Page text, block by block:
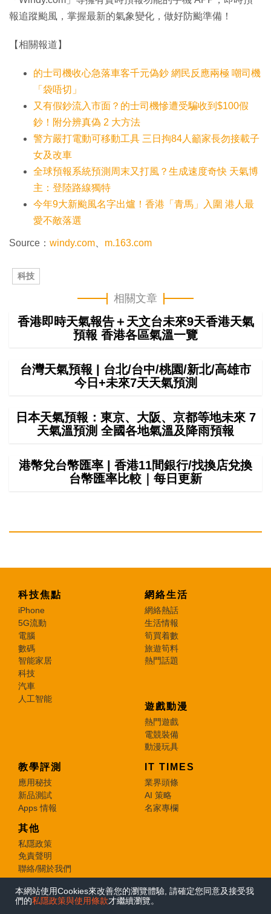
報追蹤颱風，掌握最新的氣象變化，做好防颱準備！
【相關報道】
的士司機收心急落車客千元偽鈔 網民反應兩極 嘲司機
「袋唔切」
又有假鈔流入市面？的士司機慘遭受騙收到$100假
鈔！附分辨真偽 2 大方法
警方嚴打電動可移動工具 三日拘84人籲家長勿接載子
女及改車
全球預報系統預測周末又打風？生成速度奇快 天氣博
主：登陸路線獨特
今年9大新颱風名字出爐！香港「青馬」入圍 港人最
愛不敵落選
Source： windy.com m.163.com
科技
相關文章
香港即時天氣報告＋天文台未來9天香港天氣
預報 香港各區氣溫一覽
台灣天氣預報 | 台北/台中/桃園/新北/高雄市
今日+未來7天天氣預測
日本天氣預報：東京、大阪、京都等地未來 7
天氣溫預測 全國各地氣溫及降雨預報
港幣兌台幣匯率 | 香港11間銀行/找換店兌換
台幣匯率比較｜每日更新
科技焦點
iPhone
5G流動
電腦
數碼
智能家居
科技
汽車
人工智能
網絡生活
網絡熱話
生活情報
筍買着數
旅遊筍料
熱門話題
遊戲動漫
熱門遊戲
電競裝備
動漫玩具
教學評測
應用秘技
新品測試
Apps 情報
IT TIMES
業界頭條
AI 策略
名家專欄
其他
私隱政策
免責聲明
聯絡/關於我們
© 2026 e-zone. All Rights Reserved.
本網站使用Cookies來改善您的瀏覽體驗, 請確定您同意及接受我
們的私隱政策與使用條款才繼續瀏覽。